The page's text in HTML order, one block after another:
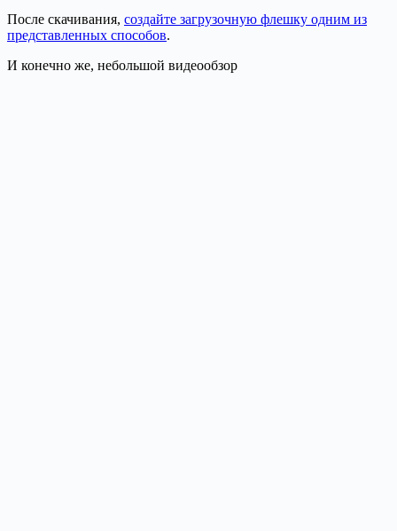
После скачивания, создайте загрузочную флешку одним из
представленных способов.
И конечно же, небольшой видеообзор